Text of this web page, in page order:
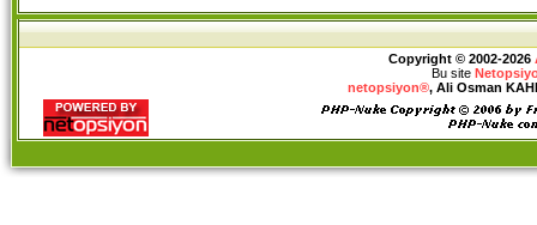
Copyright © 2002-2026
Bu site
netopsiyon®, Ali Osman